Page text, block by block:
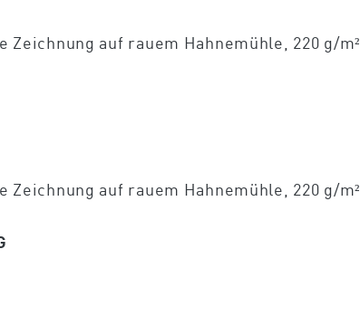
auf rauem Hahnemühle, 220 g/m².
Zeichnung auf rauem Hahnemühle, 220 g/m²